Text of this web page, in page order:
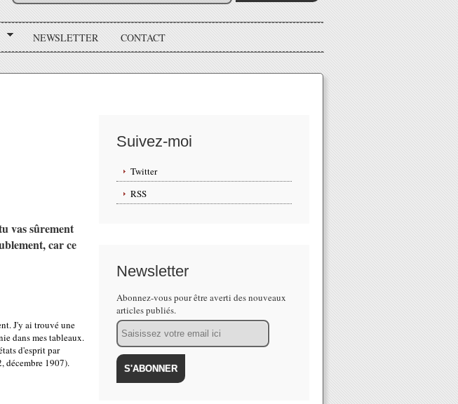
NEWSLETTER CONTACT
vas sûrement
car ce
J'y ai trouvé une
dans mes tableaux.
d'esprit par
décembre 1907).
Suivez-moi
Twitter
RSS
Newsletter
Abonnez-vous pour être averti des nouveaux
articles publiés.
Email